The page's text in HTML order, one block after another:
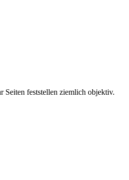
Seiten feststellen ziemlich objektiv.